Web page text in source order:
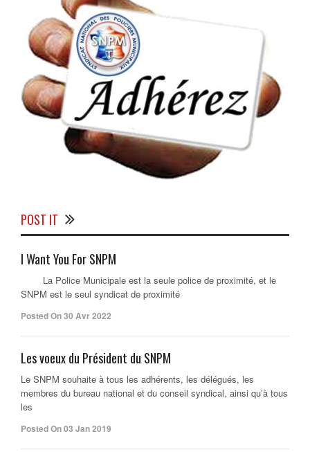
POST IT
I Want You For SNPM
La Police Municipale est la seule police de proximité, et le
SNPM est le seul syndicat de proximité
Posted On 30 Avr 2022
Les voeux du Président du SNPM
Le SNPM souhaite à tous les adhérents, les délégués, les
membres du bureau national et du conseil syndical, ainsi qu’à tous
les
Posted On 03 Jan 2019